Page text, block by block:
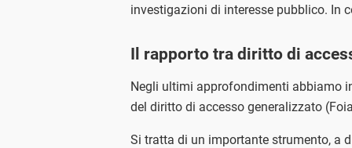
investigazioni di interesse pubblico. In
Il rapporto tra diritto di
Negli ultimi approfondimenti abbiamo
del diritto di accesso generalizzato
Si tratta di un importante strumento, a